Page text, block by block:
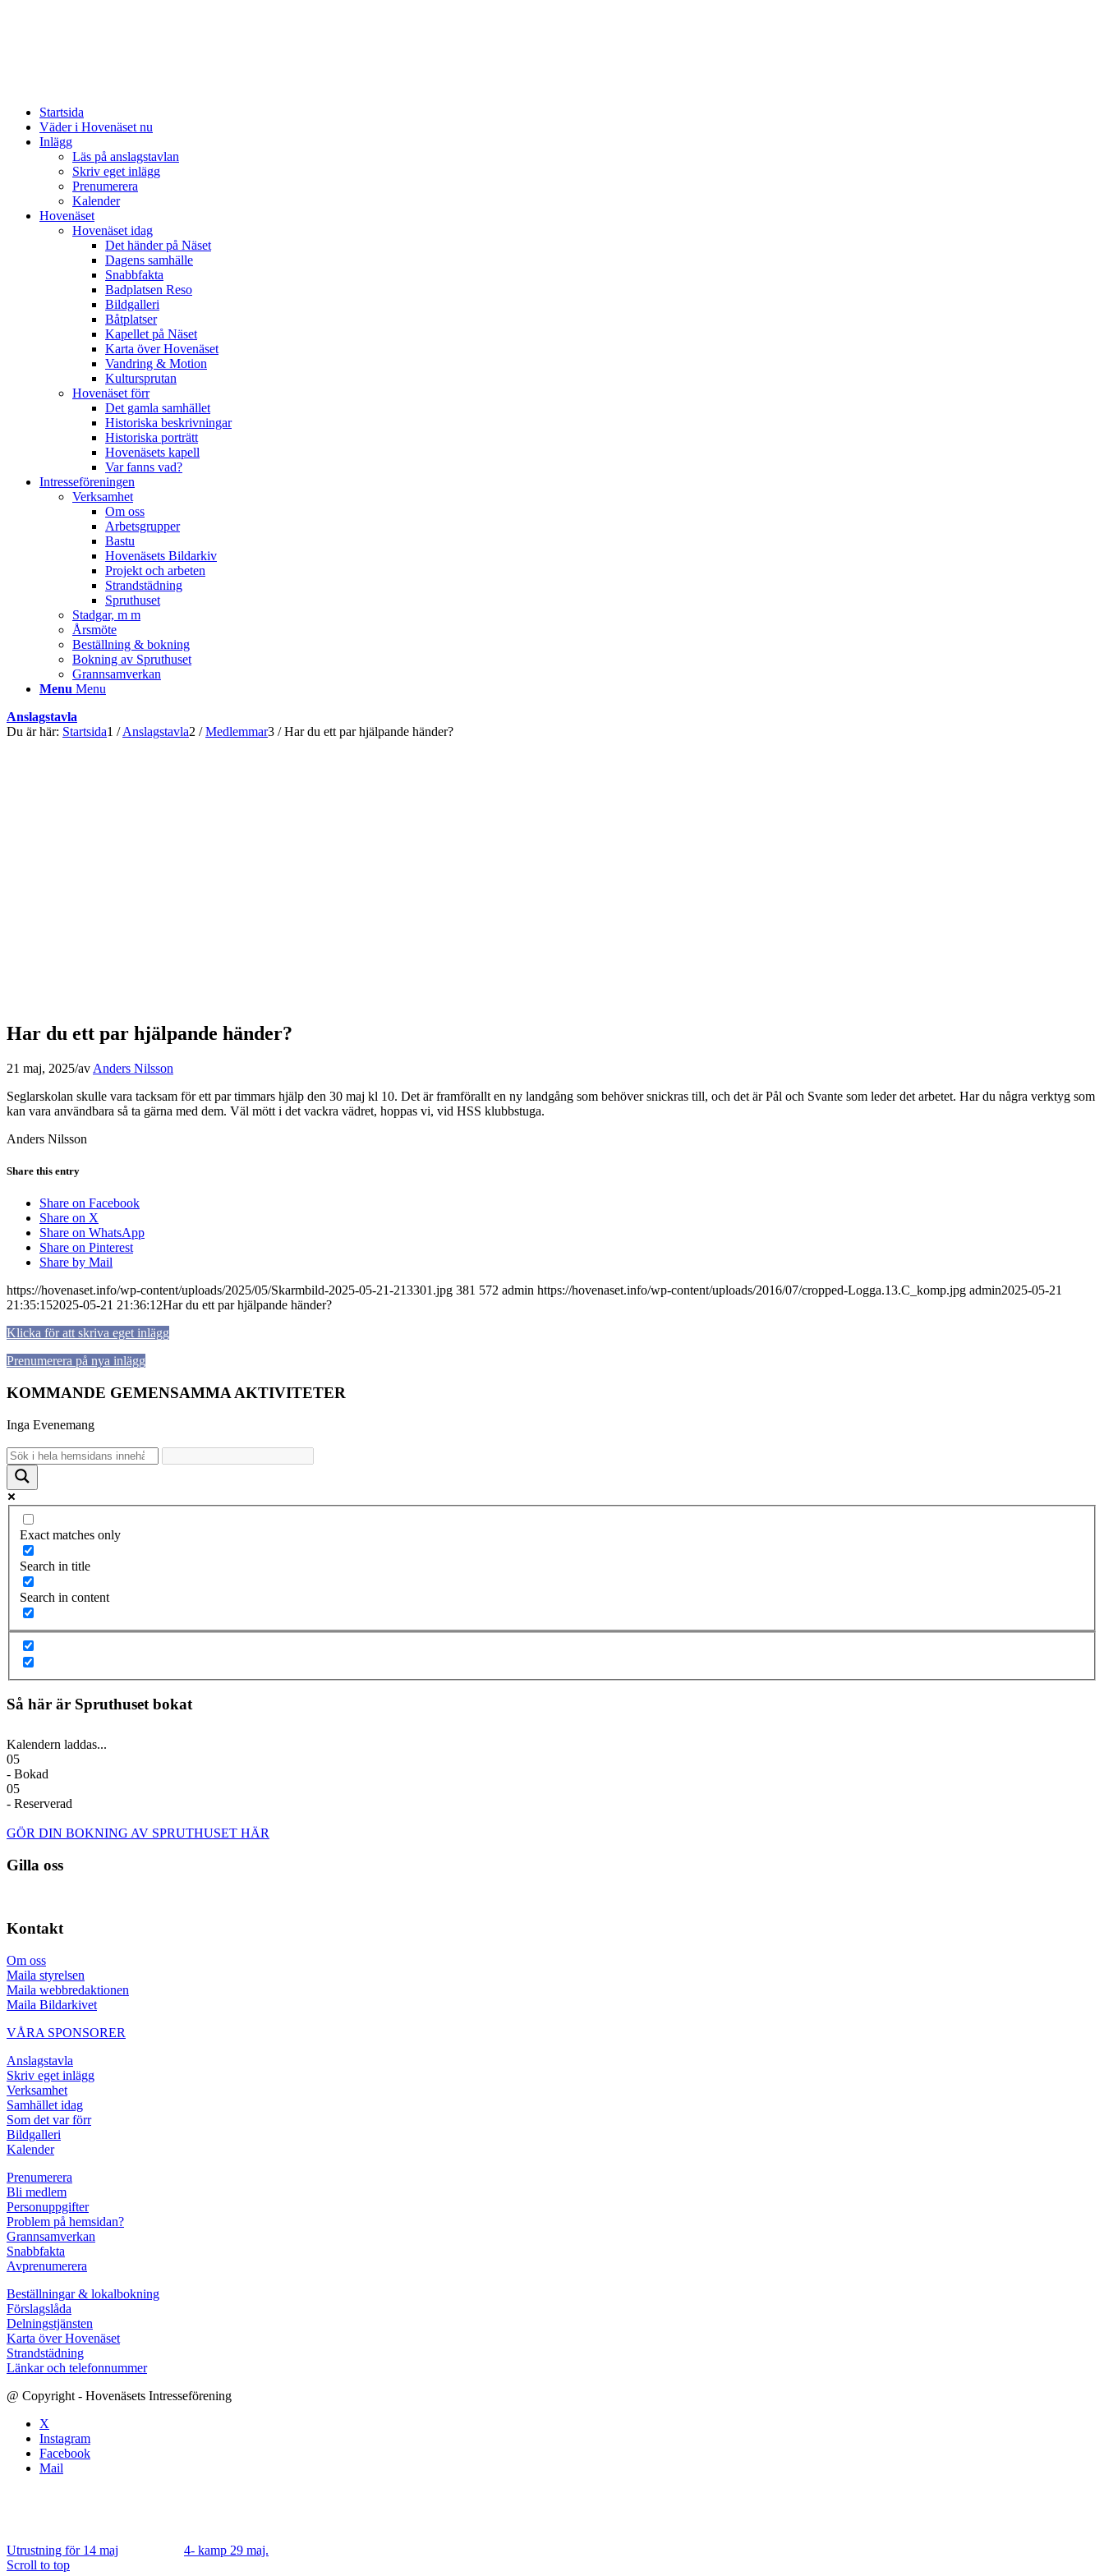
Startsida
Väder i Hovenäset nu
Inlägg
Läs på anslagstavlan
Skriv eget inlägg
Prenumerera
Kalender
Hovenäset
Hovenäset idag
Det händer på Näset
Dagens samhälle
Snabbfakta
Badplatsen Reso
Bildgalleri
Båtplatser
Kapellet på Näset
Karta över Hovenäset
Vandring & Motion
Kultursprutan
Hovenäset förr
Det gamla samhället
Historiska beskrivningar
Historiska porträtt
Hovenäsets kapell
Var fanns vad?
Intresseföreningen
Verksamhet
Om oss
Arbetsgrupper
Bastu
Hovenäsets Bildarkiv
Projekt och arbeten
Strandstädning
Spruthuset
Stadgar, m m
Årsmöte
Beställning & bokning
Bokning av Spruthuset
Grannsamverkan
Menu Menu
Anslagstavla
Du är här: Startsida1 / Anslagstavla2 / Medlemmar3 / Har du ett par hjälpande händer?
Har du ett par hjälpande händer?
21 maj, 2025/av Anders Nilsson
Seglarskolan skulle vara tacksam för ett par timmars hjälp den 30 maj kl 10. Det är framförallt en ny landgång som behöver snickras till, och det är Pål och Svante som leder det arbetet. Har du några verktyg som
kan vara användbara så ta gärna med dem. Väl mött i det vackra vädret, hoppas vi, vid HSS klubbstuga.
Anders Nilsson
Share this entry
Share on Facebook
Share on X
Share on WhatsApp
Share on Pinterest
Share by Mail
https://hovenaset.info/wp-content/uploads/2025/05/Skarmbild-2025-05-21-213301.jpg 381 572 admin https://hovenaset.info/wp-content/uploads/2016/07/cropped-Logga.13.C_komp.jpg admin2025-05-21
21:35:152025-05-21 21:36:12Har du ett par hjälpande händer?
Klicka för att skriva eget inlägg
Prenumerera på nya inlägg
KOMMANDE GEMENSAMMA AKTIVITETER
Inga Evenemang
Exact matches only
Search in title
Search in content
Så här är Spruthuset bokat
Kalendern laddas...
05
- Bokad
05
- Reserverad
GÖR DIN BOKNING AV SPRUTHUSET HÄR
Gilla oss
Kontakt
Om oss
Maila styrelsen
Maila webbredaktionen
Maila Bildarkivet
VÅRA SPONSORER
Anslagstavla
Skriv eget inlägg
Verksamhet
Samhället idag
Som det var förr
Bildgalleri
Kalender
Prenumerera
Bli medlem
Personuppgifter
Problem på hemsidan?
Grannsamverkan
Snabbfakta
Avprenumerera
Beställningar & lokalbokning
Förslagslåda
Delningstjänsten
Karta över Hovenäset
Strandstädning
Länkar och telefonnummer
@ Copyright - Hovenäsets Intresseförening
X
Instagram
Facebook
Mail
Utrustning för 14 maj
4- kamp 29 maj.
Scroll to top